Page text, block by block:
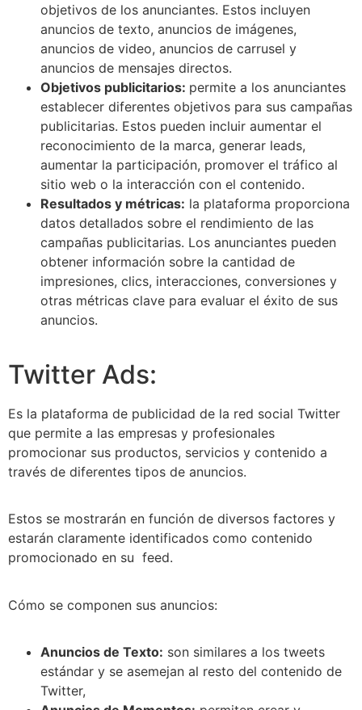
objetivos de los anunciantes. Estos incluyen
anuncios de texto, anuncios de imágenes,
anuncios de video, anuncios de carrusel y
anuncios de mensajes directos.
Objetivos publicitarios: permite a los anunciantes
establecer diferentes objetivos para sus campañas
publicitarias. Estos pueden incluir aumentar el
reconocimiento de la marca, generar leads,
aumentar la participación, promover el tráfico al
sitio web o la interacción con el contenido.
Resultados y métricas: la plataforma proporciona
datos detallados sobre el rendimiento de las
campañas publicitarias. Los anunciantes pueden
obtener información sobre la cantidad de
impresiones, clics, interacciones, conversiones y
otras métricas clave para evaluar el éxito de sus
anuncios.
Twitter Ads:
Es la plataforma de publicidad de la red social Twitter
que permite a las empresas y profesionales
promocionar sus productos, servicios y contenido a
través de diferentes tipos de anuncios.
Estos se mostrarán en función de diversos factores y
estarán claramente identificados como contenido
promocionado en su feed.
Cómo se componen sus anuncios:
Anuncios de Texto: son similares a los tweets
estándar y se asemejan al resto del contenido de
Twitter,